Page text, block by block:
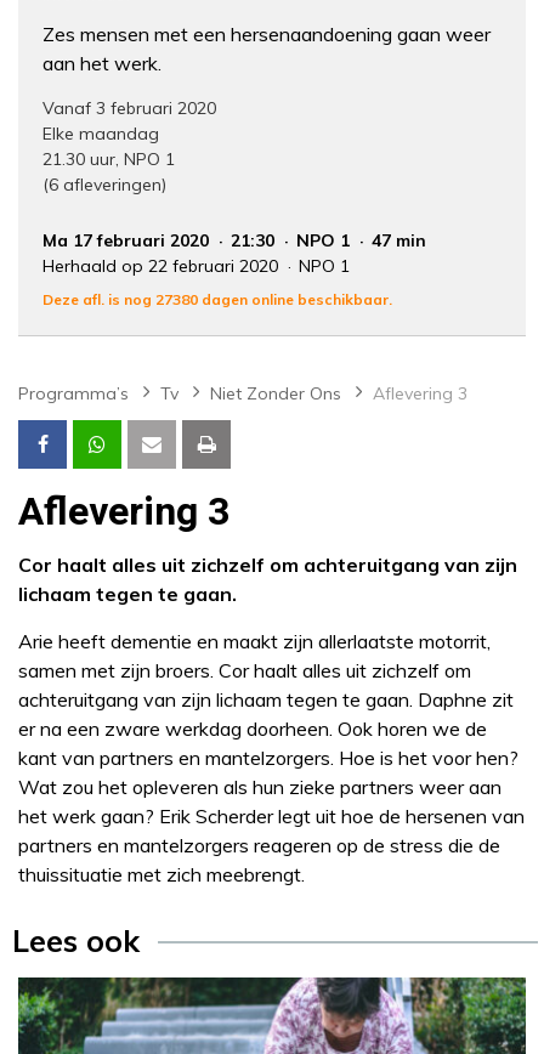
Zes mensen met een hersenaandoening gaan weer
aan het werk.
Vanaf 3 februari 2020
Elke maandag
21.30 uur, NPO 1
(6 afleveringen)
Ma 17 februari 2020 21:30 NPO 1
47 min
Herhaald op 22 februari 2020
NPO 1
Deze afl. is nog 27380 dagen online beschikbaar.
Programma’s Tv Niet Zonder Ons Aflevering 3
Aflevering 3
Cor haalt alles uit zichzelf om achteruitgang van zijn
lichaam tegen te gaan.
Arie heeft dementie en maakt zijn allerlaatste motorrit,
samen met zijn broers. Cor haalt alles uit zichzelf om
achteruitgang van zijn lichaam tegen te gaan. Daphne zit
er na een zware werkdag doorheen. Ook horen we de
kant van partners en mantelzorgers. Hoe is het voor hen?
Wat zou het opleveren als hun zieke partners weer aan
het werk gaan? Erik Scherder legt uit hoe de hersenen van
partners en mantelzorgers reageren op de stress die de
thuissituatie met zich meebrengt.
Lees ook